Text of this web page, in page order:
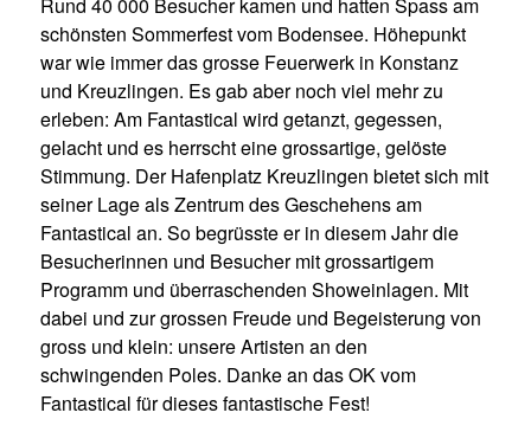
schönsten Sommerfest vom Bodensee. Höhepunkt
war wie immer das grosse Feuerwerk in Konstanz
und Kreuzlingen. Es gab aber noch viel mehr zu
erleben: Am Fantastical wird getanzt, gegessen,
gelacht und es herrscht eine grossartige, gelöste
Stimmung. Der Hafenplatz Kreuzlingen bietet sich mit
seiner Lage als Zentrum des Geschehens am
Fantastical an. So begrüsste er in diesem Jahr die
Besucherinnen und Besucher mit grossartigem
Programm und überraschenden Showeinlagen. Mit
dabei und zur grossen Freude und Begeisterung von
gross und klein: unsere Artisten an den
schwingenden Poles. Danke an das OK vom
Fantastical für dieses fantastische Fest!